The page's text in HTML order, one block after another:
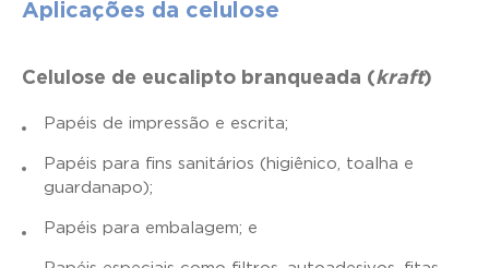
Aplicações da celulose
Celulose de eucalipto branqueada (kraft)
Papéis de impressão e escrita;
Papéis para fins sanitários (higiênico, toalha e
guardanapo);
Papéis para embalagem; e